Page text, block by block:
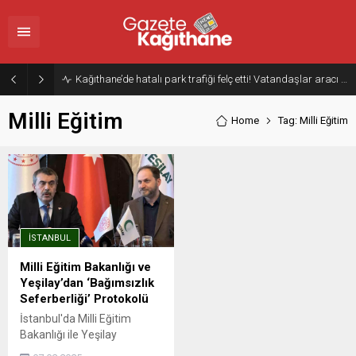
Milli Eğitim Home Tag: Milli Eğitim
İSTANBUL
Milli Eğitim Bakanlığı ve
Yeşilay’dan ‘Bağımsızlık
Seferberliği’ Protokolü
İstanbul'da Milli Eğitim
Bakanlığı ile Yeşilay